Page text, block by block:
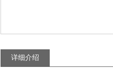
详细介绍